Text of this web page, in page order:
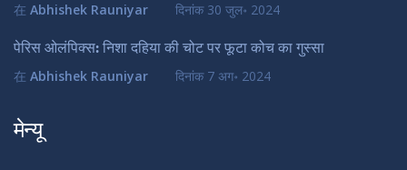
在 Abhishek Rauniyar दिनांक 30 जुल॰ 2024
पेरिस ओलंपिक्स: निशा दहिया की चोट पर फूटा कोच का गुस्सा
在 Abhishek Rauniyar दिनांक 7 अग॰ 2024
मेन्यू